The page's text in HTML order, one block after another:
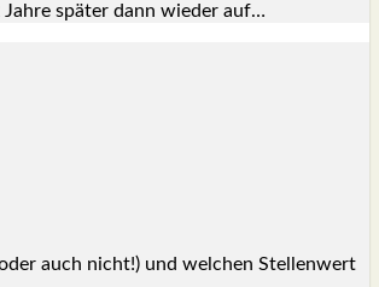
Jah­re spä­ter dann wie­der auf…
auch nicht!) und wel­chen Stel­len­wert